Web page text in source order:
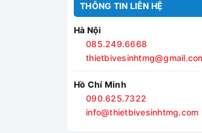
THÔNG TIN LIÊN HỆ
Hà Nội
085.249.6668
Hồ Chí Minh
090.625.7322
info@thietbivesinhtmg.com